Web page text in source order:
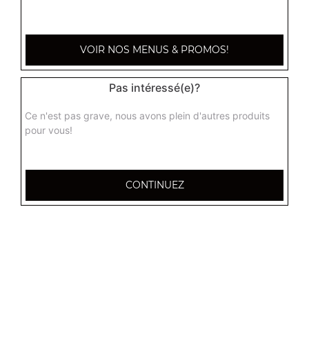
VOIR NOS MENUS & PROMOS!
Pas intéressé(e)?
Ce n'est pas grave, nous avons plein d'autres produits
pour vous!
CONTINUEZ